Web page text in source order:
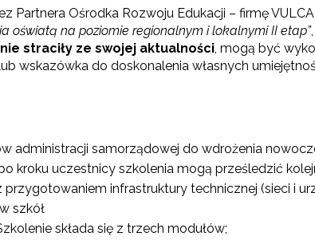
Ośrodka Rozwoju Edukacji – firmę
oświatą na poziomie regionalnym i lokalnymi II etap”
straciły ze swojej aktualności, mogą być
wskazówka do doskonalenia własnych
administracji samorządowej do wdrożenia
kroku uczestnicy szkolenia mogą prześledzić
infrastruktury technicznej (sieci i
szkół
składa się z trzech modułów;